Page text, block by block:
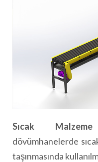
Sıcak
dövümhanelerde
taşınmasında